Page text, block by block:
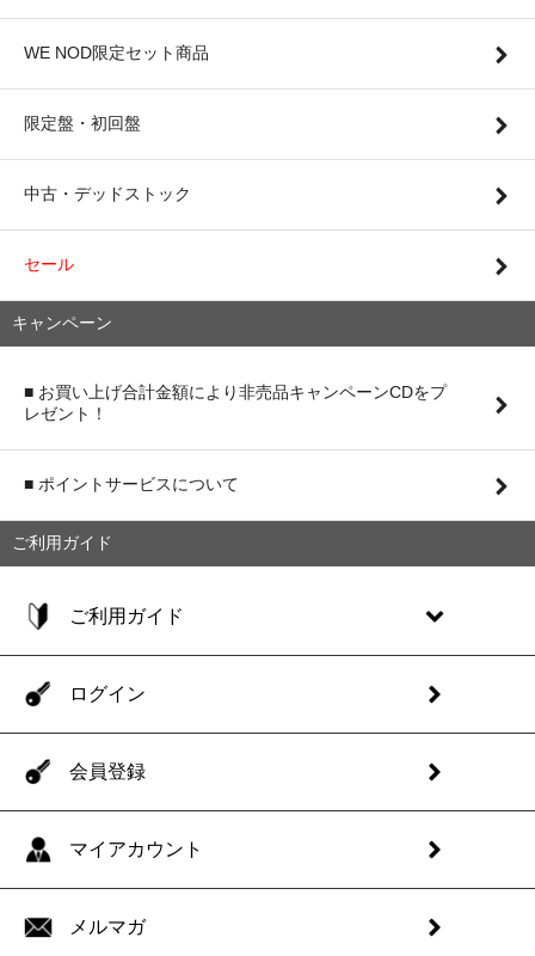
WE NOD限定セット商品
限定盤・初回盤
中古・デッドストック
セール
キャンペーン
■ お買い上げ合計金額により非売品キャンペーンCDをプ
レゼント！
■ ポイントサービスについて
ご利用ガイド
ご利用ガイド
ログイン
会員登録
マイアカウント
メルマガ